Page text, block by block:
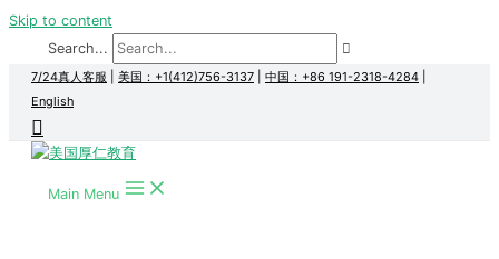
Skip to content
Search...
7/24真人客服 美国：+1(412)756-3137 中国：+86 191-2318-4284
English
Main Menu